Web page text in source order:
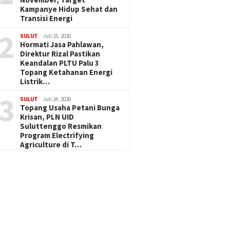
Kampanye Hidup Sehat dan
Transisi Energi
SULUT Juli 25, 2026
Hormati Jasa Pahlawan,
Direktur Rizal Pastikan
Keandalan PLTU Palu 3
Topang Ketahanan Energi
Listrik…
SULUT Juli 24, 2026
Topang Usaha Petani Bunga
Krisan, PLN UID
Suluttenggo Resmikan
Program Electrifying
Agriculture di T…